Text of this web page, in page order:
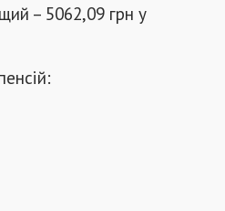
– 5062,09 грн у